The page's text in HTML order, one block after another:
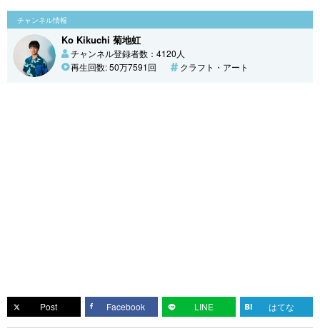
チャンネル情報
Ko Kikuchi 菊地虹
チャンネル登録者数：4120人
再生回数: 50万7591回
クラフト・アート
Post Facebook LINE はてな